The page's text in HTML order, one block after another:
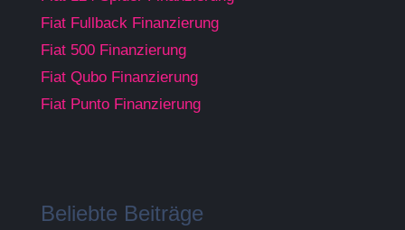
Fiat Fullback Finanzierung
Fiat 500 Finanzierung
Fiat Qubo Finanzierung
Fiat Punto Finanzierung
Beliebte Beiträge